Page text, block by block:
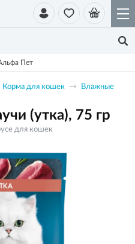
Пет
Корма для кошек
Влажные
(утка), 75 гр
для кошек